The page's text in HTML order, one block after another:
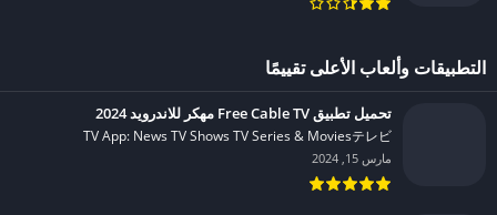
التطبيقات وألعاب الأعلى تقييمًا
تحميل تطبيق Free Cable TV مهكر للاندرويد 2024
TV App: News TV Shows TV Series & Moviesテレビ‏
مارس 15, 2024